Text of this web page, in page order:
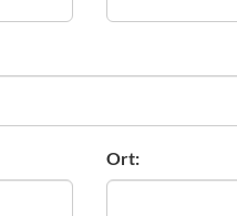
Ort: